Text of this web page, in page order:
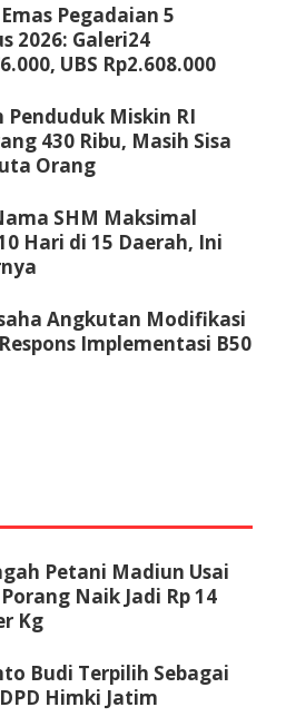
Pegadaian 5
2026: Galeri24
UBS Rp2.608.000
Penduduk Miskin RI
430 Ribu, Masih Sisa
Orang
SHM Maksimal
Hari di 15 Daerah, Ini
Angkutan Modifikasi
Implementasi B50
Petani Madiun Usai
Naik Jadi Rp 14
Kg
Budi Terpilih Sebagai
Himki Jatim